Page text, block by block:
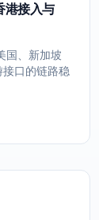
港接入与
国、新加坡
口的链路稳
Email
Telegram